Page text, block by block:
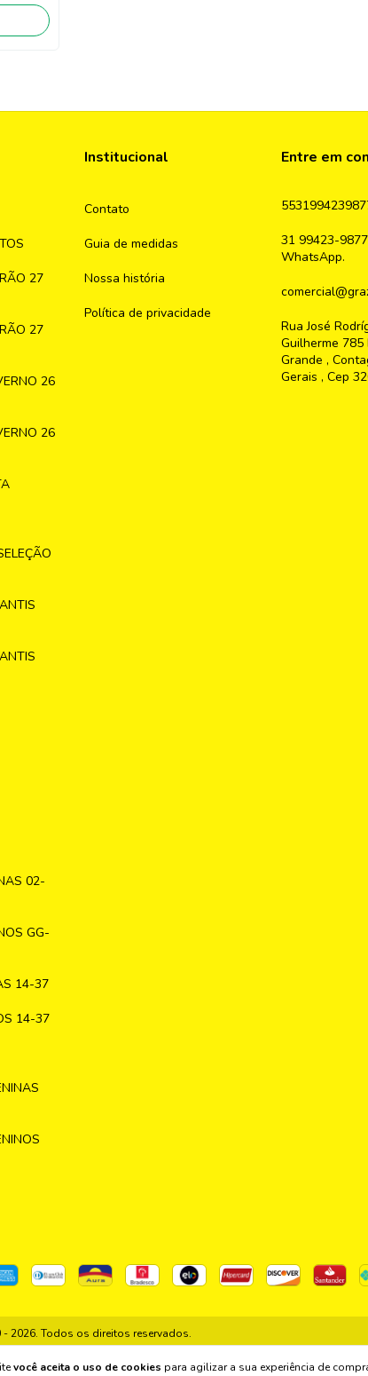
você aceita o uso de cookies para agilizar a sua experiência de
27
27
26
26
02-
GG-
14-37
14-37
Institucional
Contato
Guia de medidas
Nossa história
Política de privacidade
Entre em
31 99423-
WhatsApp.
Rua José
Guilherme 785
Grande ,
Gerais , Cep
- 2026. Todos os direitos reservados.